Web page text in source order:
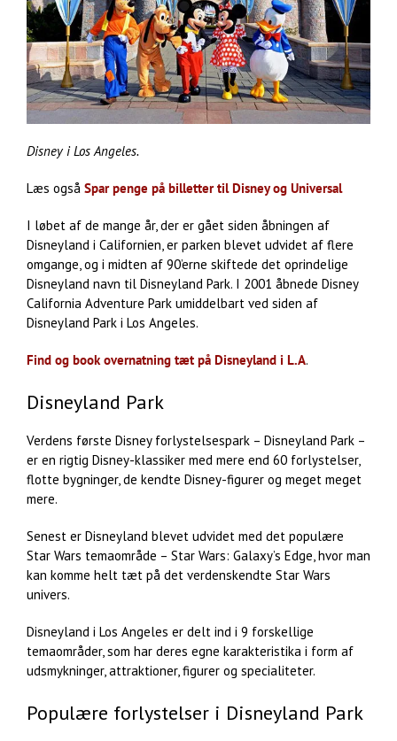
Disney i Los Angeles.
Læs også Spar penge på billetter til Disney og Universal
I løbet af de mange år, der er gået siden åbningen af
Disneyland i Californien, er parken blevet udvidet af flere
omgange, og i midten af 90’erne skiftede det oprindelige
Disneyland navn til Disneyland Park. I 2001 åbnede Disney
California Adventure Park umiddelbart ved siden af
Disneyland Park i Los Angeles.
Find og book overnatning tæt på Disneyland i L.A.
Disneyland Park
Verdens første Disney forlystelsespark – Disneyland Park –
er en rigtig Disney-klassiker med mere end 60 forlystelser,
flotte bygninger, de kendte Disney-figurer og meget meget
mere.
Senest er Disneyland blevet udvidet med det populære
Star Wars temaområde – Star Wars: Galaxy’s Edge, hvor man
kan komme helt tæt på det verdenskendte Star Wars
univers.
Disneyland i Los Angeles er delt ind i 9 forskellige
temaområder, som har deres egne karakteristika i form af
udsmykninger, attraktioner, figurer og specialiteter.
Populære forlystelser i Disneyland Park